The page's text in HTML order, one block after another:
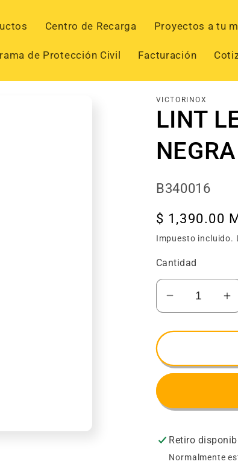
Centro de Recarga Proyectos a tu
de Protección Civil Facturación
VICTORINOX
LINT
SKU:
B340016
Precio
habitual
$ 1,390.00
Impuesto incluido.
Cantidad
Reducir
cantidad
para
LED
CELL
BLISTER
Retiro
Normalmente